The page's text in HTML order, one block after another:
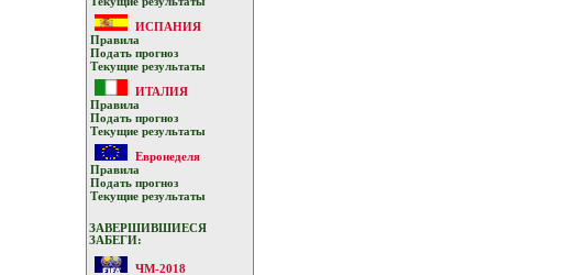
ИСПАНИЯ
Прaвилa
Подать прoгнoз
Текущие результaты
ИТАЛИЯ
Прaвилa
Подать прoгнoз
Текущие результaты
Евронеделя
Прaвилa
Подать прoгнoз
Текущие результaты
ЗАВЕРШИВШИЕСЯ
ЗАБЕГИ:
ЧМ-2018